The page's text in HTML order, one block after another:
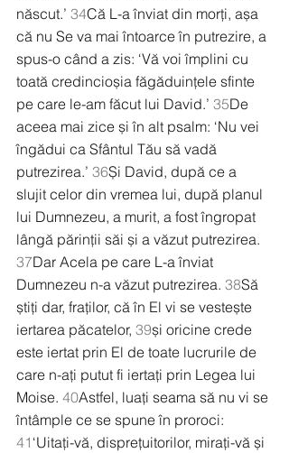
născut.’ 34Că L-a înviat din morți, așa
că nu Se va mai întoarce în putrezire, a
spus-o când a zis: ‘Vă voi împlini cu
toată credincioșia făgăduințele sfinte
pe care le-am făcut lui David.’ 35De
aceea mai zice și în alt psalm: ‘Nu vei
îngădui ca Sfântul Tău să vadă
putrezirea.’ 36Și David, după ce a
slujit celor din vremea lui, după planul
lui Dumnezeu, a murit, a fost îngropat
lângă părinții săi și a văzut putrezirea.
37Dar Acela pe care L-a înviat
Dumnezeu n-a văzut putrezirea. 38Să
știți dar, fraților, că în El vi se vestește
iertarea păcatelor, 39și oricine crede
este iertat prin El de toate lucrurile de
care n-ați putut fi iertați prin Legea lui
Moise. 40Astfel, luați seama să nu vi se
întâmple ce se spune în proroci:
41 ‘Uitați-vă, disprețuitorilor, mirați-vă și